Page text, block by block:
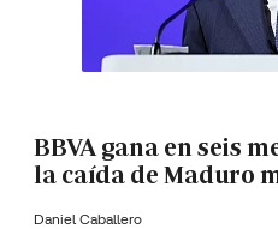
BBVA gana en seis
la caída de Maduro
Daniel Caballero